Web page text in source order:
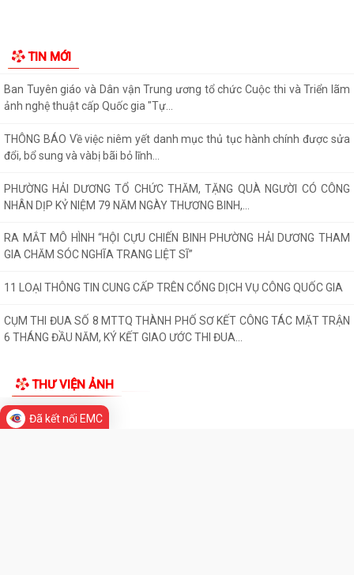
GIỚI THIỆU CHUNG
Tổ chức bộ máy
Người phát ngôn
Di sản - Văn hóa
Tác phẩm Văn học, nghệ thuật
Phạm Thị Thanh Trà về bảo vệ...
Triển khai thực hiện Kế hoạch 241/KH-SYT về thực hiện Kế hoạch số
212/KH-UBND ngày 12/6/2026 của...
Triển khai hoạt động của Kế hoạch 237/KH-SYT về phòng, chống suy
dinh dưỡng, cải thiện tình trạng...
PHƯỜNG HẢI DƯƠNG THAM DỰ HỘI NGHỊ TRỰC TUYẾN NGHE BÁO
CÁO TIẾN ĐỘ THỰC HIỆN KẾ HOẠCH SỐ 150/KH-UBND
HẢI PHÒNG QUYẾT TÂM TẠO ĐỘT PHÁ TĂNG TRƯỞNG KINH TẾ, PHẤN
ĐẤU GRDP GIAI ĐOẠN 2026 - 2030 ĐẠT BÌNH...
HỘI LIÊN HIỆP PHỤ NỮ PHƯỜNG HẢI DƯƠNG TỔ CHỨC TUYÊN TRUYỀN
LUẬT AN TOÀN GIAO THÔNG, PHÒNG, CHỐNG...
PHƯỜNG HẢI DƯƠNG THAM DỰ HỘI NGHỊ TOÀN QUỐC NGHIÊN CỨU,
HỌC TẬP, QUÁN TRIỆT VÀ TRIỂN KHAI THỰC HIỆN...
CHƯƠNG TRÌNH CÔNG TÁC TUẦN CỦA LÃNH ĐẠO UBND PHƯỜNG (Từ
ngày 27/7/2026 đến ngày 02/8/2026)
PHƯỜNG HẢI DƯƠNG TỔ CHỨC LỄ VIẾNG NGHĨA TRANG LIỆT SĨ NGỌC
Đã kết nối EMC